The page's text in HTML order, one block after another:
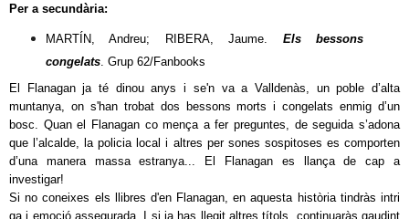
Per a secundària:
MARTÍN, Andreu; RIBERA, Jaume. Els bessons
congelats. Grup 62/Fanbooks
El Flanagan ja té dinou anys i se'n va a Valldenàs, un poble d’alta
muntanya, on s'hantrobat dos bessons morts i congelats enmig d’un
bosc.
Quan el Flanagan co mença a fer preguntes, de seguida s’adona
que l’alcalde, la policia local i altres per sones sospitoses es comporten
d’una manera massa estranya... El Flanagan es llança de cap a
investigar!
Si no coneixes els llibres d'en Flanagan, en aquesta història tindràs intri
ga i emoció assegurada. I si ja has llegit altres títols, continuaràs gaudint